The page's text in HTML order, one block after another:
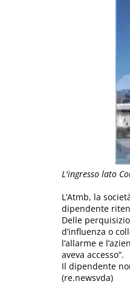
L'ingresso lato
L’Atmb, la
dipendente
Delle
d’influenza o
l’allarme e
aveva accesso”.
Il dipendente
(re.newsvda)